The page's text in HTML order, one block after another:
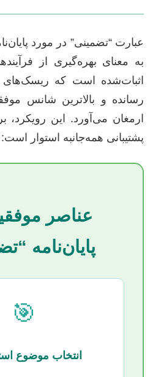
عبارت “تضمینی” در مورد
به معنای بهره‌گیری از
اثبات‌شده است که ریسک‌های
رسانده و بالاترین شانس
ارمغان می‌آورد. این رویکرد،
پشتیبانی همه‌جانبه استوار است:
عناصر
پایان‌نامه
🎯
انتخاب موضوع